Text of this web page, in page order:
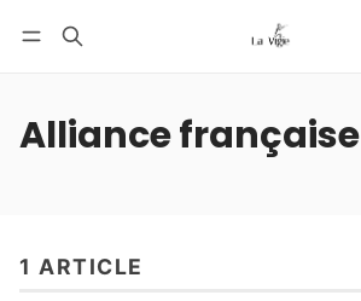
Alliance française
1 ARTICLE